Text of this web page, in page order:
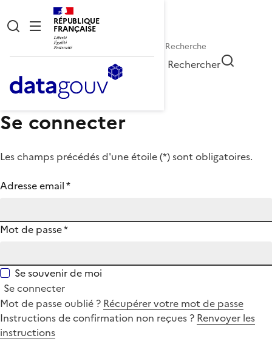
RÉPUBLIQUE
FRANÇAISE
Rechercher
Se connecter
Les champs précédés d'une étoile (*) sont obligatoires.
Adresse email*
Mot de passe*
Se souvenir de moi
Se connecter
Mot de passe oublié ? Récupérer votre mot de passe
Instructions de confirmation non reçues ? Renvoyer les
instructions